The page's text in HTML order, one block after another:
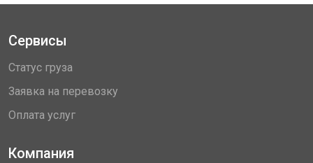
Сервисы
Статус груза
Заявка на перевозку
Оплата услуг
Компания